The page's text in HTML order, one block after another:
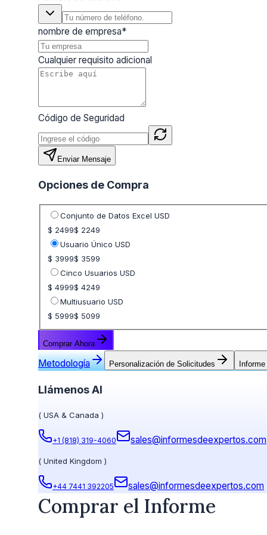
nombre de empresa*
Cualquier requisito adicional
Código de Seguridad
Enviar Mensaje
Opciones de Compra
Seleccione opción de precio
Conjunto de Datos Excel USD
$ 2499$ 2249
Usuario Único USD
$ 3999$ 3599
Cinco Usuarios USD
$ 4999$ 4249
Multiusuario USD
$ 5999$ 5099
Comprar Ahora
Metodología Personalización de Solicitudes
Llámenos Al
( USA & Canada )
+1 (818) 319-4060 sales@informesdeexpertos.com
( United Kingdom )
+44 7441 392205 sales@informesdeexpertos.com
Comprar el Informe